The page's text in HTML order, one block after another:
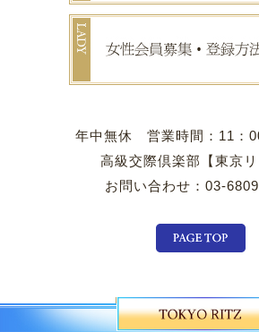
年中無休 営業時間：11：
高級交際倶楽部【東京リ
お問い合わせ：03-